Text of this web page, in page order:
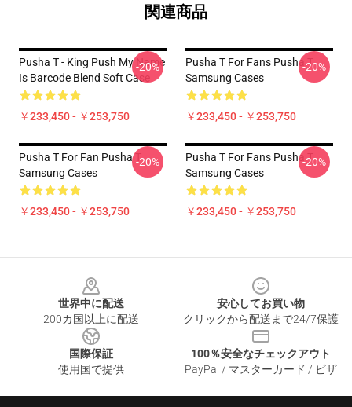
関連商品
Pusha T - King Push My Name
Is Barcode Blend Soft Case
￥233,450 - ￥253,750
-20%
Pusha T For Fans Pusha T
Samsung Cases
￥233,450 - ￥253,750
-20%
Pusha T For Fan Pusha T
Samsung Cases
￥233,450 - ￥253,750
-20%
Pusha T For Fans Pusha T
Samsung Cases
￥233,450 - ￥253,750
-20%
世界中に配送
200カ国以上に配送
安心してお買い物
クリックから配送まで24/7保護
国際保証
使用国で提供
100％安全なチェックアウト
PayPal / マスターカード / ビザ